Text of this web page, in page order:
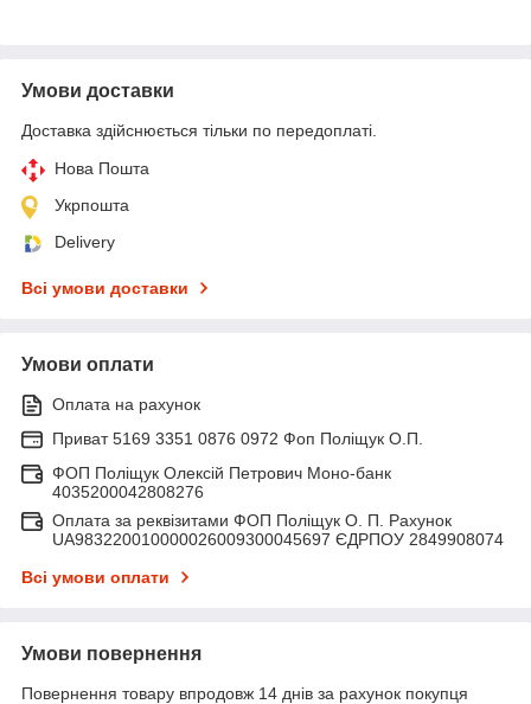
Умови доставки
Доставка здійснюється тільки по передоплаті.
Нова Пошта
Укрпошта
Delivery
Всі умови доставки
Умови оплати
Оплата на рахунок
Приват 5169 3351 0876 0972 Фоп Поліщук О.П.
ФОП Поліщук Олексій Петрович Моно-банк
4035200042808276
Оплата за реквізитами ФОП Поліщук О. П. Рахунок
UA983220010000026009300045697 ЄДРПОУ 2849908074
Всі умови оплати
Умови повернення
Повернення товару впродовж 14 днів за рахунок покупця